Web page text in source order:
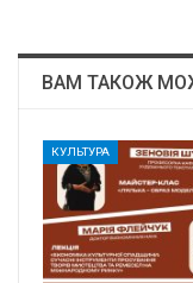
ВАМ ТАКОЖ
КУЛЬТУРА